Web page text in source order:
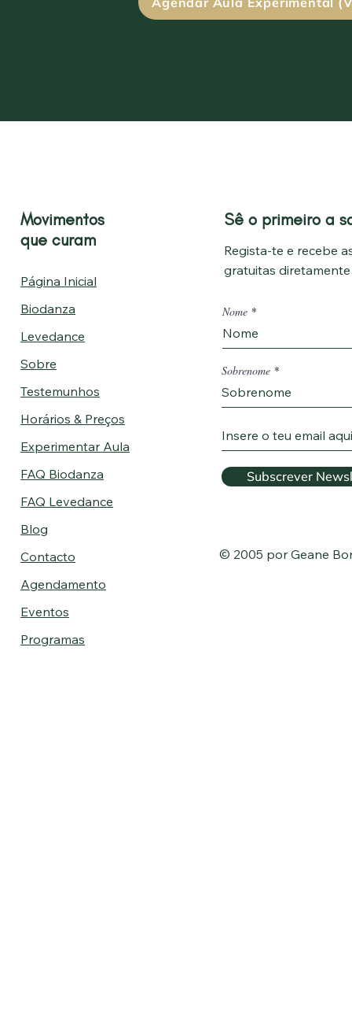
Movimentos
que curam
Página Inicial
Biodanza
Levedance
Sobre
Testemunhos
Horários & Preços
Experimentar Aula
FAQ Biodanza
FAQ Levedance
Blog
Contacto
Agendamento
Eventos
Programas
Sê o primeiro a
Regista-te e recebe
gratuitas
Nome
Sobrenome
Subscrever
© 2005 por Geane